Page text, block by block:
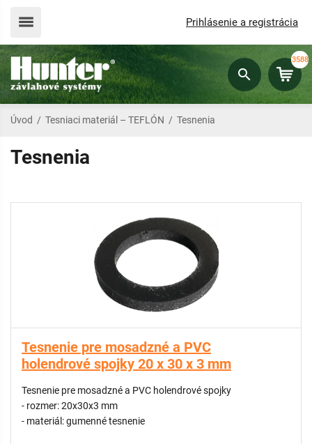
Prihlásenie a registrácia
3588
Úvod / Tesniaci materiál – TEFLÓN / Tesnenia
Tesnenia
Tesnenie pre mosadzné a PVC
holendrové spojky 20 x 30 x 3 mm
Tesnenie pre mosadzné a PVC holendrové spojky
- rozmer: 20x30x3 mm
- materiál: gumenné tesnenie